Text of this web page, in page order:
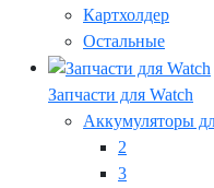
Картхолдер
Остальные
Запчасти для Watch
Аккумуляторы
2
3